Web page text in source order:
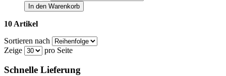
In den Warenkorb
10 Artikel
Sortieren nach
Zeige
pro Seite
Schnelle Lieferung